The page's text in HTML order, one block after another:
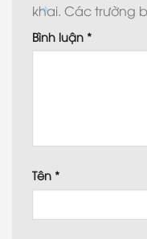
khai. Các trường
Bình luận *
Tên *